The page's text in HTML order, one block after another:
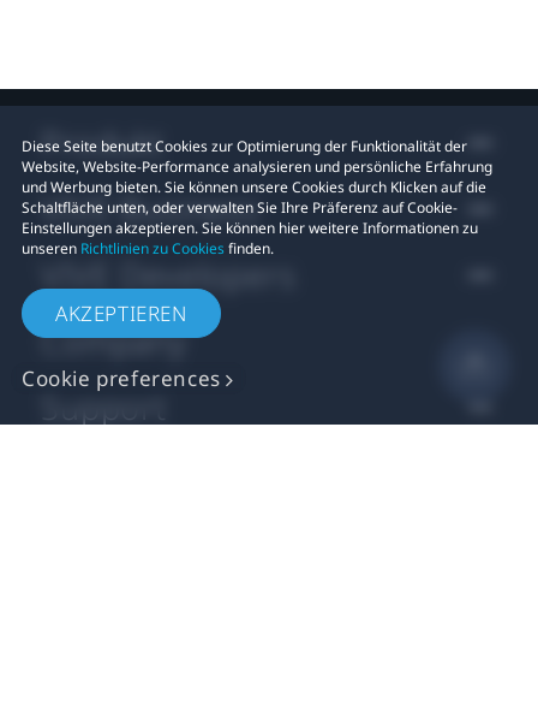
Diese Seite benutzt Cookies zur Optimierung der Funktionalität der
Website, Website-Performance analysieren und persönliche Erfahrung
und Werbung bieten. Sie können unsere Cookies durch Klicken auf die
Schaltfläche unten, oder verwalten Sie Ihre Präferenz auf Cookie-
Einstellungen akzeptieren. Sie können hier weitere Informationen zu
unseren Richtlinien zu Cookiesfinden.
AKZEPTIEREN
Cookie preferences
Produkt
VIVE Business
Company
Support